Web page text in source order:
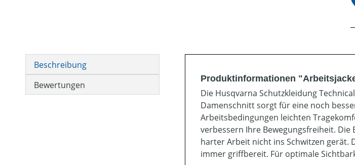
Beschreibung
Bewertungen
Produktinformationen
Die Husqvarna Schutzkleidung
Damenschnitt sorgt für eine noch
Arbeitsbedingungen leichten
verbessern Ihre Bewegungsfreiheit.
harter Arbeit nicht ins Schwitzen gerät.
immer griffbereit. Für optimale